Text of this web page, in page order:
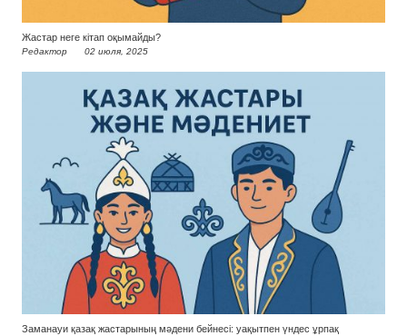
Жастар неге кітап оқымайды?
Редактор 02 июля, 2025
Заманауи қазақ жастарының мәдени бейнесі: уақытпен үндес ұрпақ